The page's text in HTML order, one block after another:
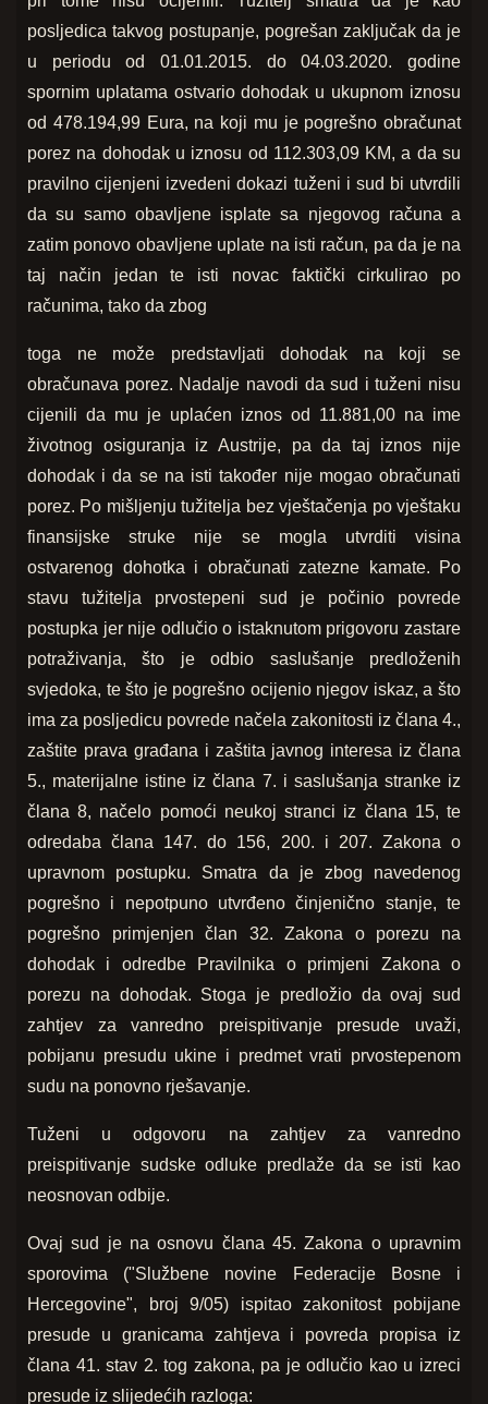
posljedica takvog postupanje, pogrešan zaključak da je
u periodu od 01.01.2015. do 04.03.2020. godine
spornim uplatama ostvario dohodak u ukupnom iznosu
od 478.194,99 Eura, na koji mu je pogrešno obračunat
porez na dohodak u iznosu od 112.303,09 KM, a da su
pravilno cijenjeni izvedeni dokazi tuženi i sud bi utvrdili
da su samo obavljene isplate sa njegovog računa a
zatim ponovo obavljene uplate na isti račun, pa da je na
taj način jedan te isti novac faktički cirkulirao po
računima, tako da zbog
toga ne može predstavljati dohodak na koji se
obračunava porez. Nadalje navodi da sud i tuženi nisu
cijenili da mu je uplaćen iznos od 11.881,00 na ime
životnog osiguranja iz Austrije, pa da taj iznos nije
dohodak i da se na isti također nije mogao obračunati
porez. Po mišljenju tužitelja bez vještačenja po vještaku
finansijske struke nije se mogla utvrditi visina
ostvarenog dohotka i obračunati zatezne kamate. Po
stavu tužitelja prvostepeni sud je počinio povrede
postupka jer nije odlučio o istaknutom prigovoru zastare
potraživanja, što je odbio saslušanje predloženih
svjedoka, te što je pogrešno ocijenio njegov iskaz, a što
ima za posljedicu povrede načela zakonitosti iz člana 4.,
zaštite prava građana i zaštita javnog interesa iz člana
5., materijalne istine iz člana 7. i saslušanja stranke iz
člana 8, načelo pomoći neukoj stranci iz člana 15, te
odredaba člana 147. do 156, 200. i 207. Zakona o
upravnom postupku. Smatra da je zbog navedenog
pogrešno i nepotpuno utvrđeno činjenično stanje, te
pogrešno primjenjen član 32. Zakona o porezu na
dohodak i odredbe Pravilnika o primjeni Zakona o
porezu na dohodak. Stoga je predložio da ovaj sud
zahtjev za vanredno preispitivanje presude uvaži,
pobijanu presudu ukine i predmet vrati prvostepenom
sudu na ponovno rješavanje.
Tuženi u odgovoru na zahtjev za vanredno
preispitivanje sudske odluke predlaže da se isti kao
neosnovan odbije.
Ovaj sud je na osnovu člana 45. Zakona o upravnim
sporovima ("Službene novine Federacije Bosne i
Hercegovine", broj 9/05) ispitao zakonitost pobijane
presude u granicama zahtjeva i povreda propisa iz
člana 41. stav 2. tog zakona, pa je odlučio kao u izreci
presude iz slijedećih razloga: